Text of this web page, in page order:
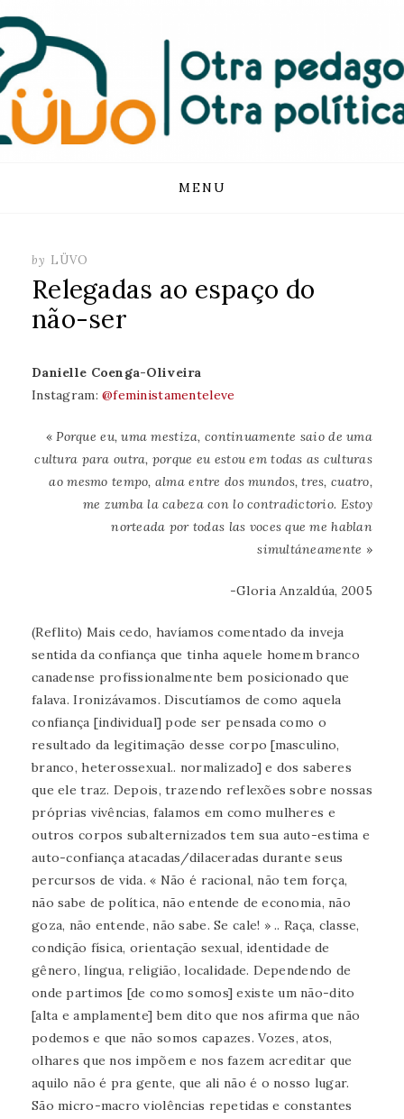
FUNDACIÓN
LUVO
MENU
by LÜVO
Relegadas ao espaço do
não-ser
Danielle Coenga-Oliveira
Instagram:@feministamenteleve
«Porque eu, uma mestiza, continuamente saio de uma
cultura para outra, porque eu estou em todas as culturas
ao mesmo tempo, alma entre dos mundos, tres, cuatro,
me zumba la cabeza con lo contradictorio. Estoy
norteada por todas las voces que me hablan
simultáneamente »
-Gloria Anzaldúa, 2005
(Reflito) Mais cedo, havíamos comentado da inveja
sentida da confiança que tinha aquele homem branco
canadense profissionalmente bem posicionado que
falava. Ironizávamos. Discutíamos de como aquela
confiança [individual] pode ser pensada como o
resultado da legitimação desse corpo [masculino,
branco, heterossexual.. normalizado] e dos saberes
que ele traz. Depois, trazendo reflexões sobre nossas
próprias vivências, falamos em como mulheres e
outros corpos subalternizados tem sua auto-estima e
auto-confiança atacadas/dilaceradas durante seus
percursos de vida. « Não é racional, não tem força,
não sabe de política, não entende de economia, não
goza, não entende, não sabe. Se cale! » .. Raça, classe,
condição física, orientação sexual, identidade de
gênero, língua, religião, localidade. Dependendo de
onde partimos [de como somos] existe um não-dito
[alta e amplamente] bem dito que nos afirma que não
podemos e que não somos capazes. Vozes, atos,
olhares que nos impõem e nos fazem acreditar que
aquilo não é pra gente, que ali não é o nosso lugar.
São micro-macro violências repetidas e constantes